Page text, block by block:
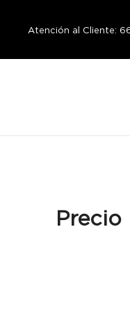
Atención al Cliente:
Precio